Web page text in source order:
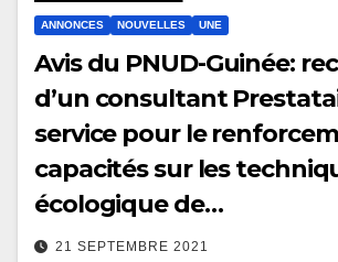
ANNONCES NOUVELLES UNE
Avis du PNUD-Guinée:
d’un consultant
service pour le
capacités sur les
écologique de…
21 SEPTEMBRE 2021